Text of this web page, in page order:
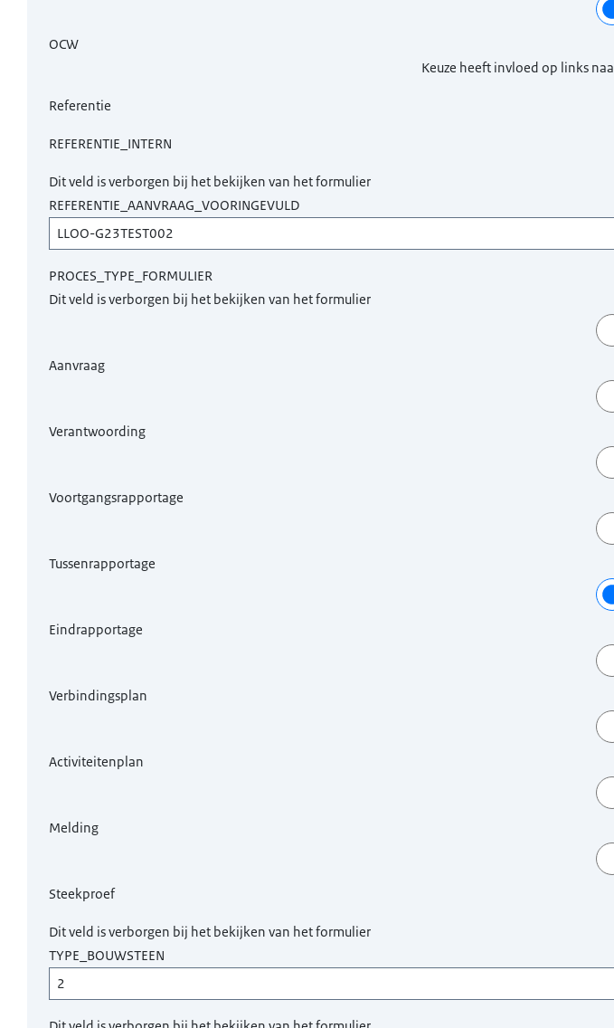
OCW
Keuze heeft invloed op links
Referentie
REFERENTIE_INTERN
Dit veld is verborgen bij het bekijken van het formulier
REFERENTIE_AANVRAAG_VOORINGEVULD
Dit veld is verborgen bij het bekijken van het formulier
PROCES_TYPE_FORMULIER
Aanvraag
Verantwoording
Voortgangsrapportage
Tussenrapportage
Eindrapportage
Verbindingsplan
Activiteitenplan
Melding
Steekproef
Dit veld is verborgen bij het bekijken van het formulier
TYPE_BOUWSTEEN